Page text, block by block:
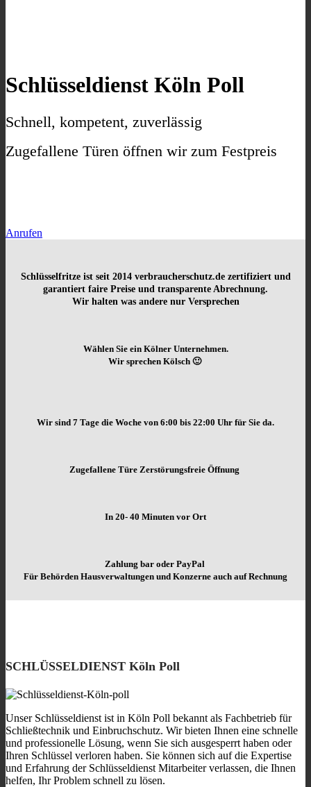
Schlüsseldienst Köln Poll
Schnell, kompetent, zuverlässig
Zugefallene Türen öffnen wir zum Festpreis
Anrufen
Schlüsselfritze ist seit 2014 verbraucherschutz.de zertifiziert und
garantiert faire Preise und transparente Abrechnung.
Wir halten was andere nur Versprechen
Wählen Sie ein Kölner Unternehmen.
Wir sprechen Kölsch 🙂
Wir sind 7 Tage die Woche von 6:00 bis 22:00 Uhr für Sie da.
Zugefallene Türe Zerstörungsfreie Öffnung
In 20- 40 Minuten vor Ort
Zahlung bar oder PayPal
Für Behörden Hausverwaltungen und Konzerne auch auf Rechnung
SCHLÜSSELDIENST Köln Poll
Unser Schlüsseldienst ist in Köln Poll bekannt als Fachbetrieb für
Schließtechnik und Einbruchschutz. Wir bieten Ihnen eine schnelle
und professionelle Lösung, wenn Sie sich ausgesperrt haben oder
Ihren Schlüssel verloren haben. Sie können sich auf die Expertise
und Erfahrung der Schlüsseldienst Mitarbeiter verlassen, die Ihnen
helfen, Ihr Problem schnell zu lösen.